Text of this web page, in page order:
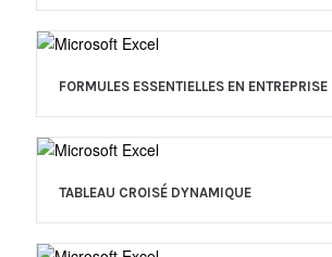
FORMULES ESSENTIELLES EN ENTREPRISE
TABLEAU CROISÉ DYNAMIQUE